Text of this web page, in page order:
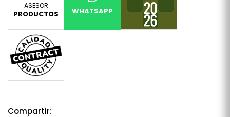
ASESOR
PRODUCTOS WHATSAPP
Compartir: